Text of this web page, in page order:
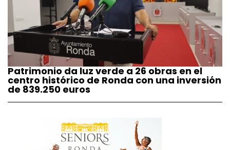
Patrimonio da luz verde a 26 obras en el
centro histórico de Ronda con una inversión
de 839.250 euros